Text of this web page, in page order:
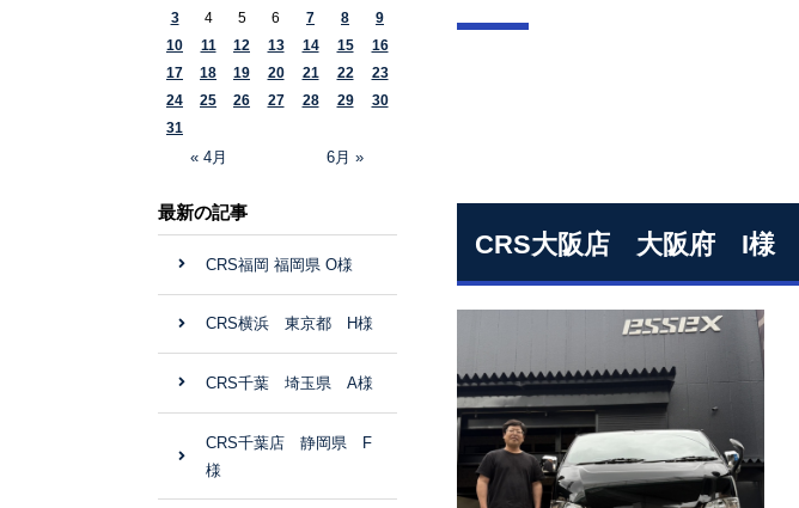
CRS大阪店 大阪府 I様
« 4月 6月 »
3
4 5 6 7 8
9
10
11 12 13 14 15
16
17
18 19 20 21 22
23
24
25 26 27 28 29
30
31
最新の記事
CRS福岡 福岡県 O様
CRS横浜 東京都 H様
CRS千葉 埼玉県 A様
CRS千葉店 静岡県 F
様